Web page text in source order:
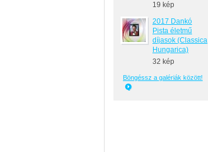
19 kép
2017 Dankó
Pista életmű
díjasok (Classica
Hungarica)
32 kép
Böngéssz a galériák között!